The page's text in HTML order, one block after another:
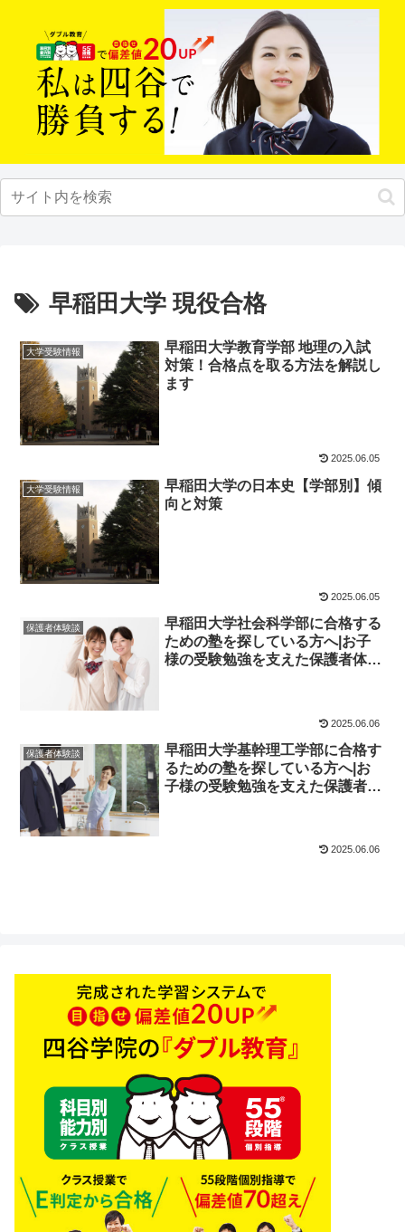
早稲田大学 現役合格
大学受験情報
早稲田大学教育学部 地理の入試
対策！合格点を取る方法を解説し
ます
2025.06.05
大学受験情報
早稲田大学の日本史【学部別】傾
向と対策
2025.06.05
保護者体験談
早稲田大学社会科学部に合格する
ための塾を探している方へ|お子
様の受験勉強を支えた保護者体験
2025.06.06
保護者体験談
早稲田大学基幹理工学部に合格す
るための塾を探している方へ|お
子様の受験勉強を支えた保護者体
2025.06.06